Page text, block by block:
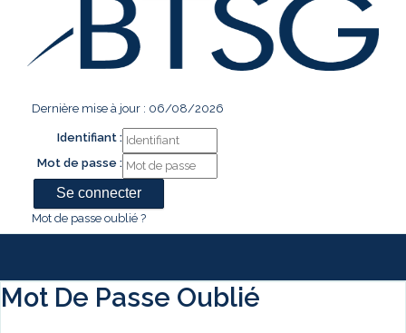
Dernière mise à jour : 06/08/2026
Identifiant :
Mot de passe :
Mot de passe oublié ?
Mot De Passe Oublié